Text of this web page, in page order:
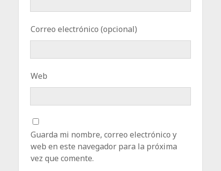
Correo electrónico (opcional)
Web
Guarda mi nombre, correo electrónico y
web en este navegador para la próxima
vez que comente.